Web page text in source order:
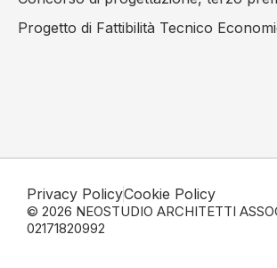
Progetto di Fattibilità Tecnico
Privacy PolicyCookie Policy
© 2026 NEOSTUDIO ARCHITETTI
02171820992